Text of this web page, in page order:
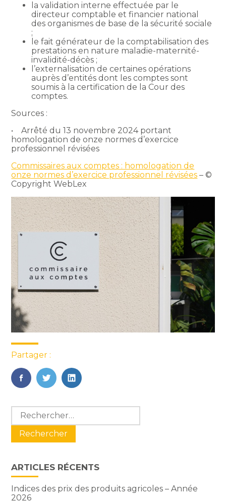
la validation interne effectuée par le
directeur comptable et financier national
des organismes de base de la sécurité sociale
;
le fait générateur de la comptabilisation des
prestations en nature maladie-maternité-
invalidité-décès ;
l’externalisation de certaines opérations
auprès d’entités dont les comptes sont
soumis à la certification de la Cour des
comptes.
Sources :
• Arrêté du 13 novembre 2024 portant
homologation de onze normes d’exercice
professionnel révisées
Commissaires aux comptes : homologation de
onze normes d’exercice professionnel révisées – ©
Copyright WebLex
Partager :
FaceBook
TwitterLinkedIn
Blog
sidebar
Rechercher :
ARTICLES RÉCENTS
Indices des prix des produits agricoles – Année
2026